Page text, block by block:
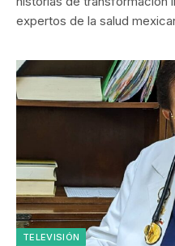
expertos de la salud
TELEVISIÓN